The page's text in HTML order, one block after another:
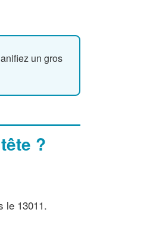
un gros
?
le 13011.